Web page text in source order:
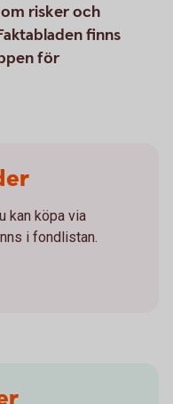
risker och
finns
för
kan köpa via
i fondlistan.